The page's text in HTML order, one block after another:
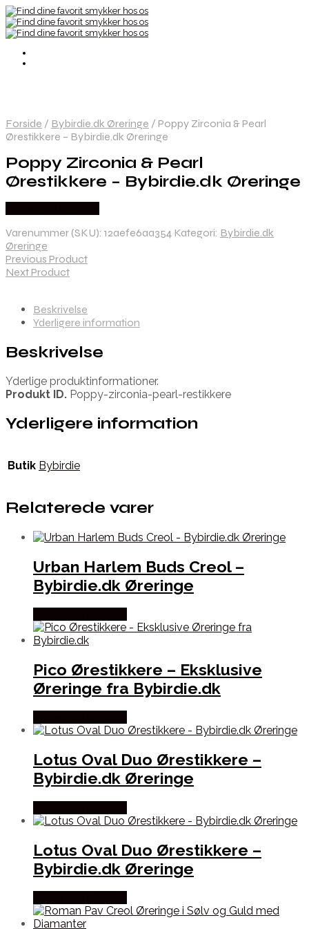
Forside / Bybirdie.dk Øreringe / Poppy Zirconia & Pearl
Ørestikkere – Bybirdie.dk Øreringe
Poppy Zirconia & Pearl
Ørestikkere – Bybirdie.dk Øreringe
Varenummer (SKU): 12aefe6aa354 Kategori: Bybirdie.dk
Øreringe
Previous Product
Next Product
Beskrivelse
Yderligere information
Beskrivelse
Yderlige produktinformationer.
Produkt ID. Poppy-zirconia-pearl-restikkere
Yderligere information
Butik Bybirdie
Relaterede varer
Urban Harlem Buds Creol –
Bybirdie.dk Øreringe
Pico Ørestikkere – Eksklusive
Øreringe fra Bybirdie.dk
Lotus Oval Duo Ørestikkere –
Bybirdie.dk Øreringe
Lotus Oval Duo Ørestikkere –
Bybirdie.dk Øreringe